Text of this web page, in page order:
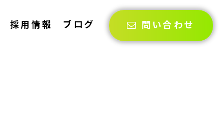
採用情報 ブログ 問い合わせ